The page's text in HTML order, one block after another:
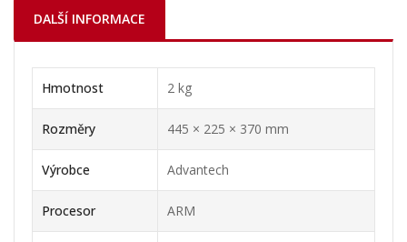
DALŠÍ INFORMACE
Hmotnost 2 kg
Rozměry 445 × 225 × 370 mm
Výrobce Advantech
Procesor ARM